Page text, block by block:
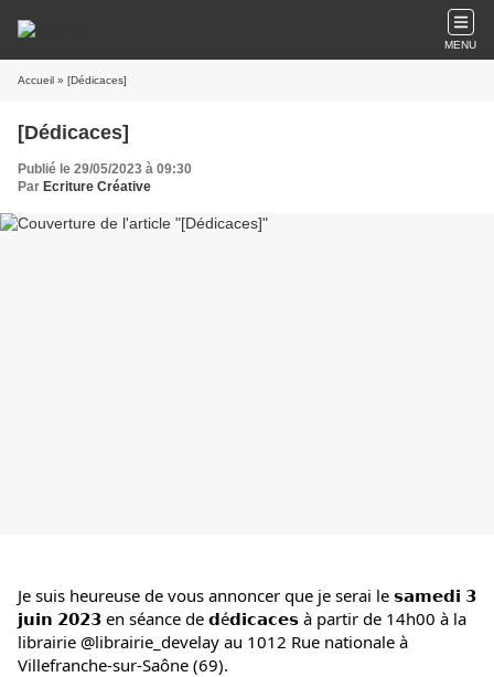
MENU
Accueil » [Dédicaces]
[Dédicaces]
Publié le 29/05/2023 à 09:30
Par Ecriture Créative
Je suis heureuse de vous annoncer que je serai le 𝘀𝗮𝗺𝗲𝗱𝗶 𝟯
𝗷𝘂𝗶𝗻 𝟮𝟬𝟮𝟯 en séance de 𝗱é𝗱𝗶𝗰𝗮𝗰𝗲𝘀 à partir de 14h00 à la
librairie @librairie_develay au 1012 Rue nationale à
Villefranche-sur-Saône (69).